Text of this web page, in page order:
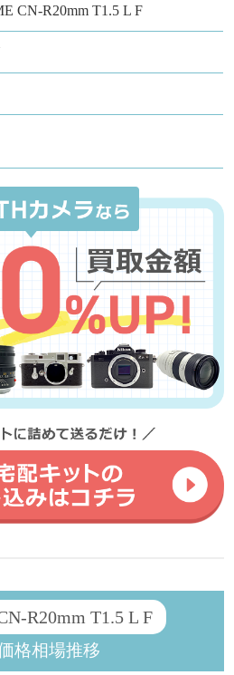
CN-R20mm T1.5 L F
R20mm T1.5 L F
格相場推移